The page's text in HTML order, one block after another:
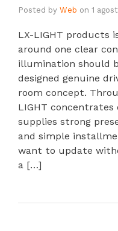
Posted by Web on 1
LX-LIGHT products
around one clear
illumination should
designed genuine
room concept.
LIGHT
supplies strong
and simple
want to update
a […]